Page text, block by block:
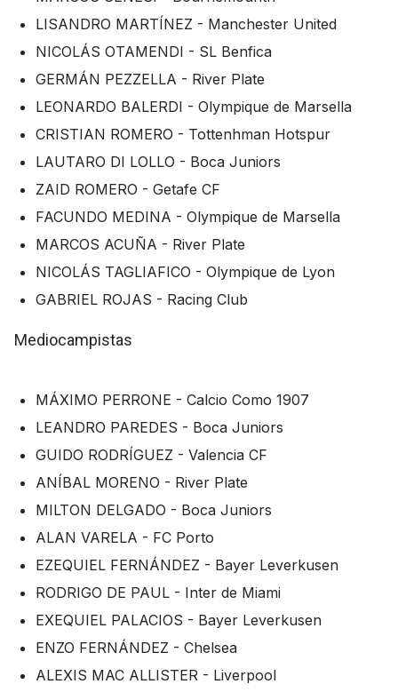
LISANDRO MARTÍNEZ - Manchester United
NICOLÁS OTAMENDI - SL Benfica
GERMÁN PEZZELLA - River Plate
LEONARDO BALERDI - Olympique de Marsella
CRISTIAN ROMERO - Tottenhman Hotspur
LAUTARO DI LOLLO - Boca Juniors
ZAID ROMERO - Getafe CF
FACUNDO MEDINA - Olympique de Marsella
MARCOS ACUÑA - River Plate
NICOLÁS TAGLIAFICO - Olympique de Lyon
GABRIEL ROJAS - Racing Club
Mediocampistas
MÁXIMO PERRONE - Calcio Como 1907
LEANDRO PAREDES - Boca Juniors
GUIDO RODRÍGUEZ - Valencia CF
ANÍBAL MORENO - River Plate
MILTON DELGADO - Boca Juniors
ALAN VARELA - FC Porto
EZEQUIEL FERNÁNDEZ - Bayer Leverkusen
RODRIGO DE PAUL - Inter de Miami
EXEQUIEL PALACIOS - Bayer Leverkusen
ENZO FERNÁNDEZ - Chelsea
ALEXIS MAC ALLISTER - Liverpool